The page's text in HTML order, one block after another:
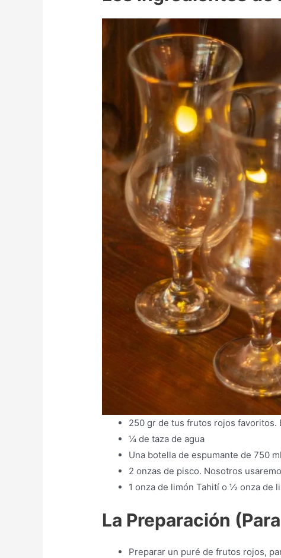
250 gr de tus frutos rojos favoritos.
¼ de taza de agua
Una botella de espumante de 750 ml
2 onzas de pisco. Nosotros
1 onza de limón Tahití o ½ onza de
La Preparación
Preparar un puré de frutos rojos,